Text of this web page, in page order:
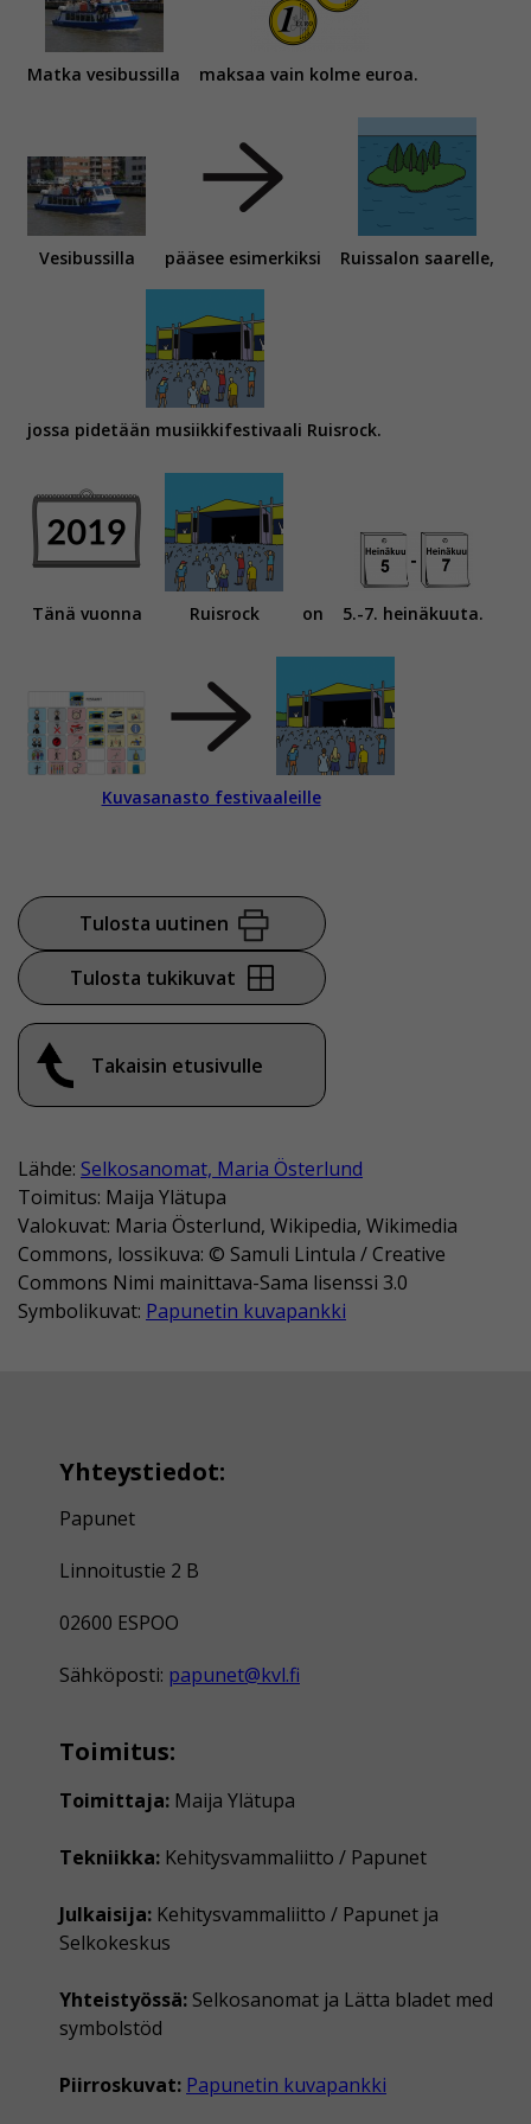
Matka vesibussilla maksaa vain kolme euroa.
Vesibussilla pääsee esimerkiksi Ruissalon saarelle,
jossa pidetään musiikkifestivaali Ruisrock.
Tänä vuonna Ruisrock on 5.-7. heinäkuuta.
Kuvasanasto festivaaleille
Tulosta uutinen
Tulosta tukikuvat
Takaisin etusivulle
Lähde: Selkosanomat, Maria Österlund
Toimitus: Maija Ylätupa
Valokuvat: Maria Österlund, Wikipedia, Wikimedia
Commons, lossikuva: © Samuli Lintula / Creative
Commons Nimi mainittava-Sama lisenssi 3.0
Symbolikuvat: Papunetin kuvapankki
Yhteystiedot:
Papunet
Linnoitustie 2 B
02600 ESPOO
Sähköposti: papunet@kvl.fi
Toimitus:
Toimittaja: Maija Ylätupa
Tekniikka: Kehitysvammaliitto / Papunet
Julkaisija: Kehitysvammaliitto / Papunet ja
Selkokeskus
Yhteistyössä: Selkosanomat ja Lätta bladet med
symbolstöd
Piirroskuvat: Papunetin kuvapankki